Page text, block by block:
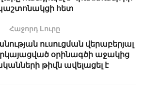
հետ
Հաջորդ Lուրը
ուսուցման վերաբերյալ
օրինագծի աջակից
թիվն ավելացել է